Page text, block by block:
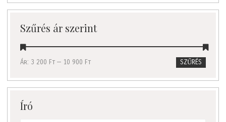
következőre:
Szűrés ár szerint
SZŰRÉS
Ár: 3 200 Ft — 10 900 Ft
Író